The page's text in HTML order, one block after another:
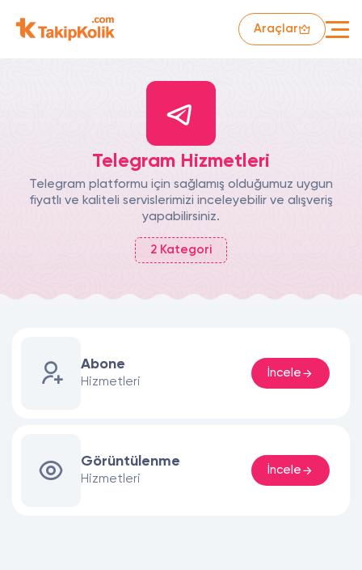
Araçlar
Telegram Hizmetleri
Telegram platformu için sağlamış olduğumuz uygun
fiyatlı ve kaliteli servislerimizi inceleyebilir ve alışveriş
yapabilirsiniz.
2 Kategori
Abone
Hizmetleri
İncele
Görüntülenme
Hizmetleri
İncele